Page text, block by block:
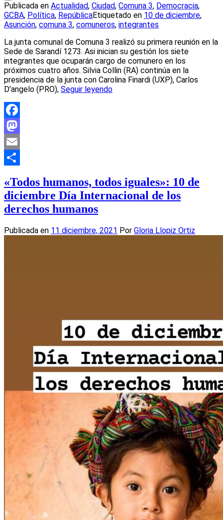
Publicada en Actualidad, Ciudad, Comuna 3, Democracia,
GCBA, Política, RepúblicaEtiquetado en 10 de diciembre,
Asunción, comuna 3, comuneros, integrantes
La junta comunal de Comuna 3 realizó su primera reunión en la
Sede de Sarandí 1273. Asi inician su gestión los siete
integrantes que ocuparán cargo de comunero en los
próximos cuatro años. Silvia Collin (RA) continúa en la
presidencia de la junta con Carolina Finardi (UXP), Carlos
D’angelo (PRO), Seguir leyendo
Facebook
Mastodon
Email
«Todos humanos, todos iguales»: 10 de
diciembre Día Internacional de los
derechos humanos
Publicada en 11 diciembre, 2021 Por Gloria Llopiz Ortiz